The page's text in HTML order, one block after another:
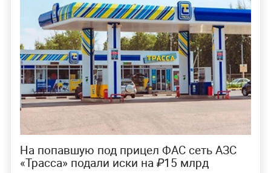
На попавшую под прицел ФАС сеть АЗС
«Трасса» подали иски на ₽15 млрд